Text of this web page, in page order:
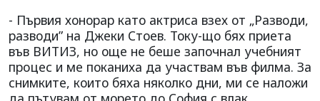
- Първия хонорар като актриса взех от „Разводи,
разводи” на Джеки Стоев. Току-що бях приета
във ВИТИЗ, но още не беше започнал учебният
процес и ме поканиха да участвам във филма. За
снимките, които бяха няколко дни, ми се наложи